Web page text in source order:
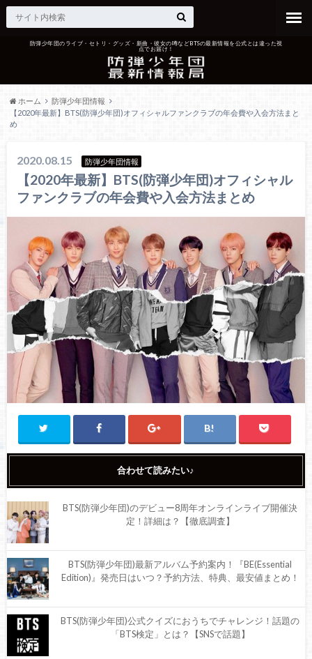
防弾少年団のライブ・セトリ・グッズ・新曲・彼女の噂などBTSの最新情報を公式とは違った視
点でお届け！
ホーム
防弾少年団情報
【2020年最新】BTS(防弾少年団)オフィシャルファンクラブの年会費や入会方法まと
め
2020.08.15 防弾少年団情報
【2020年最新】BTS(防弾少年団)オフィシャル
ファンクラブの年会費や入会方法まとめ
合わせて読みたい♪
BTS(防弾少年団)のデビュー8周年オンラインライブ開催決
定！詳細は？【徹底調査】
BTS(防弾少年団)最新アルバム予約案内！『BE(Essential
Edition)』発売日はいつ？予約方法、特典、最安値まとめ！
BTS(防弾少年団)公式クイズにおうちでチャレンジ！話題の
「BTS検定」とは？【SNSで話題】